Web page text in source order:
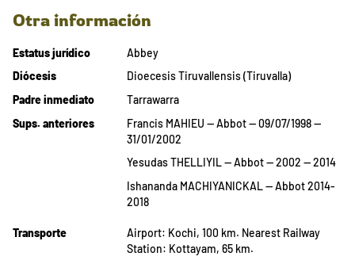
Otra información
Estatus jurídico
Abbey
Diócesis
Dioecesis Tiruvallensis (Tiruvalla)
Padre inmediato
Tarrawarra
Sups. anteriores
Francis MAHIEU — Abbot — 09/07/1998 —
31/01/2002
Yesudas THELLIYIL — Abbot — 2002 — 2014
Ishananda MACHIYANICKAL — Abbot 2014-
2018
Transporte
Airport: Kochi, 100 km. Nearest Railway
Station: Kottayam, 65 km.